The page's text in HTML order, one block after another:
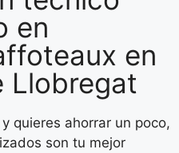
en
en
Llobregat
quieres ahorrar un poco,
son tu mejor